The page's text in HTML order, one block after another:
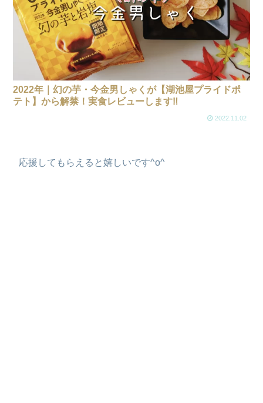
2022年｜幻の芋・今金男しゃくが【湖池屋プライドポ
テト】から解禁！実食レビューします‼
2022.11.02
応援してもらえると嬉しいです^o^